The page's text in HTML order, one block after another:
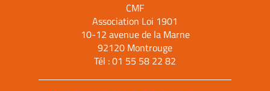
CMF
Association Loi 1901
10-12 avenue de la Marne
92120 Montrouge
Tél :01 55 58 22 82